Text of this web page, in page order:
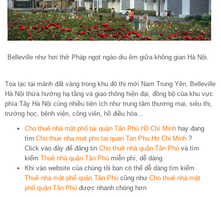
Belleville như hơi thở Pháp ngọt ngào diu êm giữa không gian Hà Nội.
Tọa lạc tại mảnh đất vàng trong khu đô thị mới Nam Trung Yên, Belleville
Hà Nội thừa hưởng hạ tầng và giao thông hiện đại, đồng bộ của khu vực
phía Tây Hà Nội cùng nhiều tiện ích như trung tâm thương mại, siêu thị,
trường học, bệnh viện, công viên, hồ điều hòa…
Cho thuê nhà mặt phố tại quận Tân Phú Hồ Chí Minh hay đang
tìm Cho thue nha mat pho tai quan Tan Phu Ho Chi Minh ?
Click vào đây để đăng tin Cho thuê nhà quận Tân Phú và tìm
kiếm Thuê nhà quận Tân Phú miễn phí, dễ dàng.
Khi vào website của chúng tôi bạn có thể dễ dàng tìm kiếm
Thuê nhà mặt phố quận Tân Phú cũng như Cho thuê nhà mặt
phố quận Tân Phú được nhanh chóng hơn